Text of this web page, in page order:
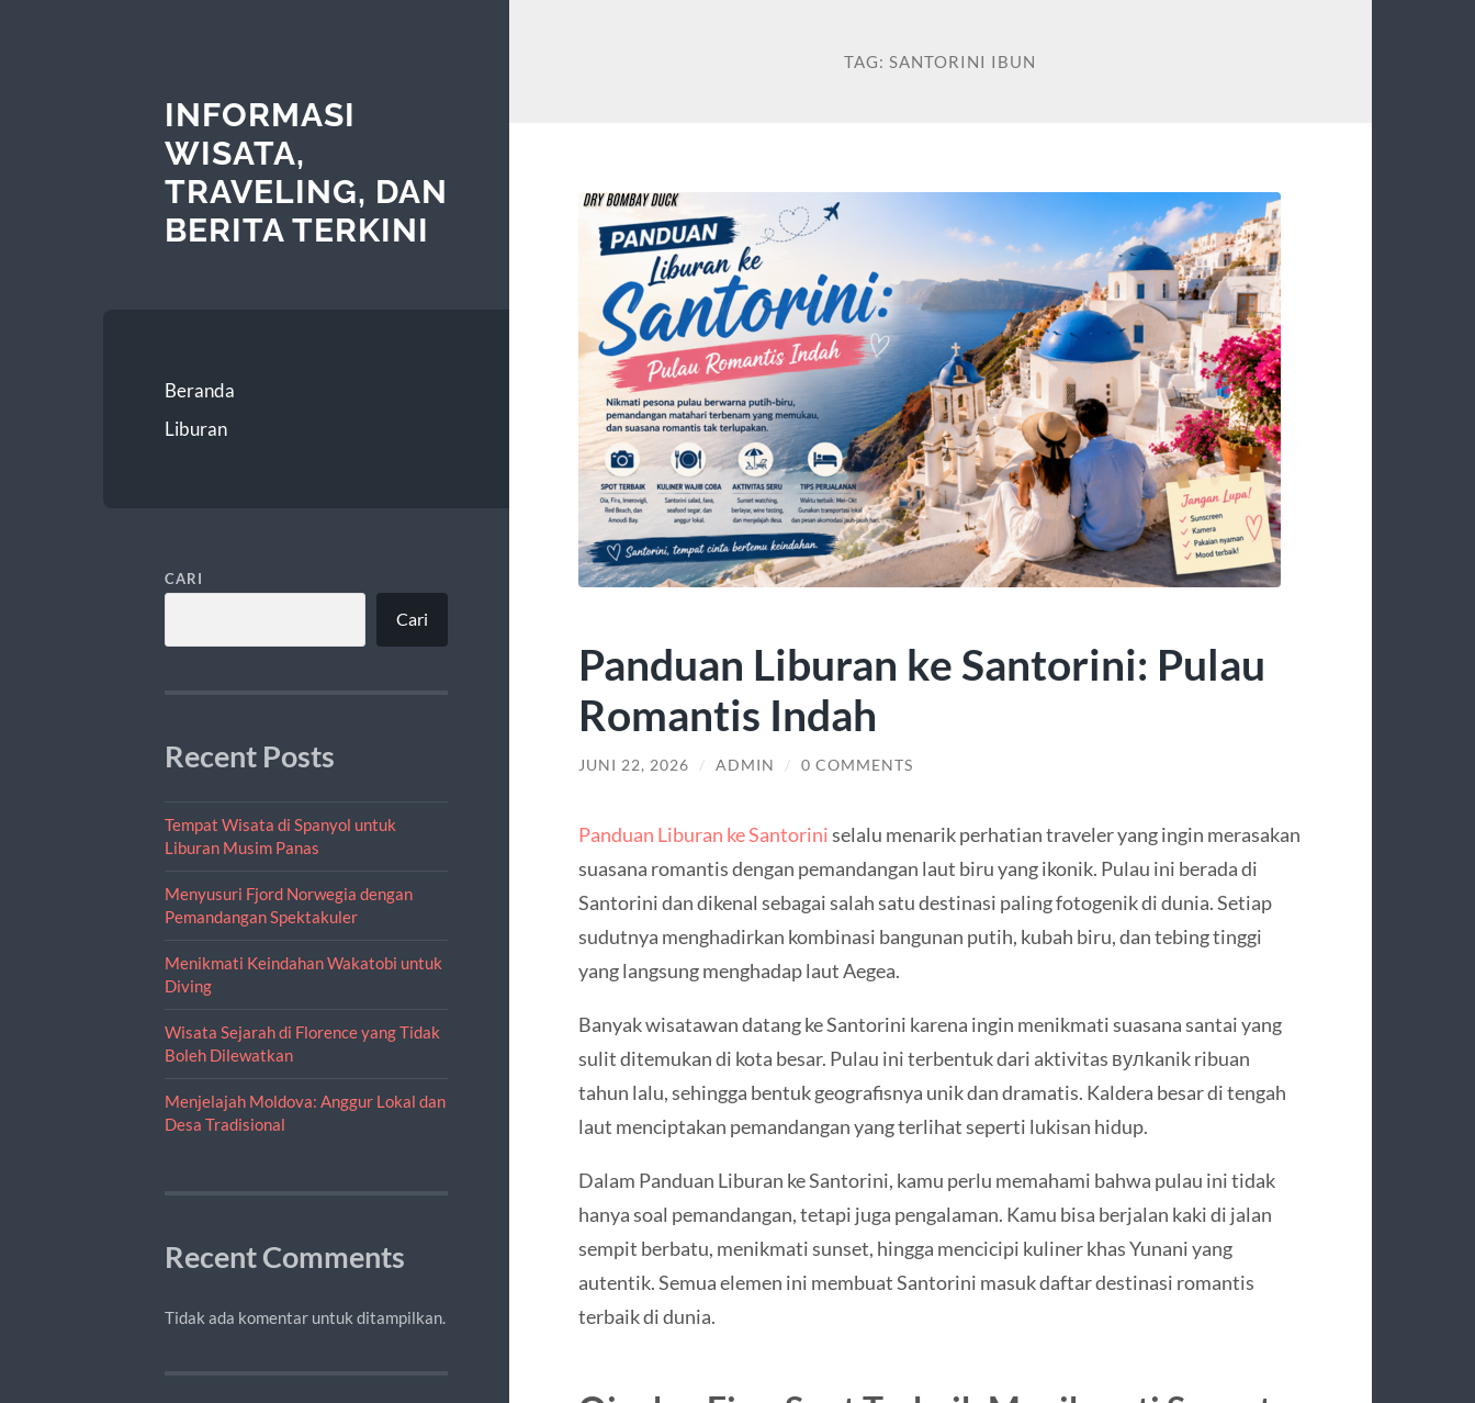
INFORMASI
WISATA,
TRAVELING, DAN
BERITA TERKINI
Beranda
Liburan
CARI
Cari
Recent Posts
Tempat Wisata di Spanyol untuk
Liburan Musim Panas
Menyusuri Fjord Norwegia dengan
Pemandangan Spektakuler
Menikmati Keindahan Wakatobi untuk
Diving
Wisata Sejarah di Florence yang Tidak
Boleh Dilewatkan
Menjelajah Moldova: Anggur Lokal dan
Desa Tradisional
Recent Comments
Tidak ada komentar untuk ditampilkan.
TAG:SANTORINI IBUN
Panduan Liburan ke Santorini: Pulau
Romantis Indah
JUNI 22, 2026 / ADMIN / 0 COMMENTS
Panduan Liburan ke Santoriniselalu menarik perhatian traveler yang ingin merasakan
suasana romantis dengan pemandangan laut biru yang ikonik. Pulau ini berada di
Santorinidan dikenal sebagai salah satu destinasi paling fotogenik di dunia. Setiap
sudutnya menghadirkan kombinasi bangunan putih, kubah biru, dan tebing tinggi
yang langsung menghadap laut Aegea.
Banyak wisatawan datang ke Santorini karena ingin menikmati suasana santai yang
sulit ditemukan di kota besar. Pulau ini terbentuk dari aktivitas вулkanik ribuan
tahun lalu, sehingga bentuk geografisnya unik dan dramatis. Kaldera besar di tengah
laut menciptakan pemandangan yang terlihat seperti lukisan hidup.
Dalam Panduan Liburan ke Santorini, kamu perlu memahami bahwa pulau ini tidak
hanya soal pemandangan, tetapi juga pengalaman. Kamu bisa berjalan kaki di jalan
sempit berbatu, menikmati sunset, hingga mencicipi kuliner khas Yunani yang
autentik. Semua elemen ini membuat Santorini masuk daftar destinasi romantis
terbaik di dunia.